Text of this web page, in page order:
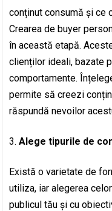
conținut consumă și ce
Crearea de buyer
în această etapă.
clienților ideali, bazate
comportamente.
permite să creezi
răspundă nevoilor
Alege tipurile de
Există o varietate de
utiliza, iar alegerea
publicul tău și cu